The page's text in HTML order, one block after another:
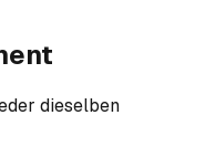
dieselben